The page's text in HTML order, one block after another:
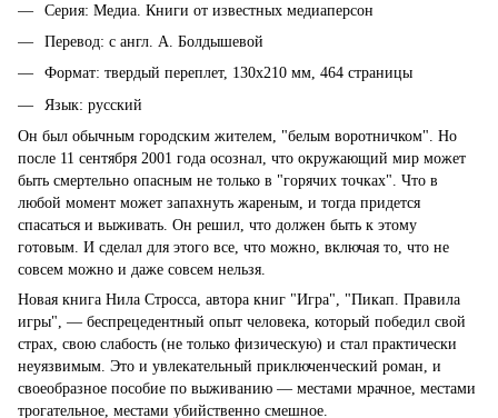
Серия: Медиа. Книги от известных медиаперсон
Перевод: с англ. А. Болдышевой
Формат: твердый переплет, 130х210 мм, 464 страницы
Язык: русский
Он был обычным городским жителем, "белым воротничком". Но
после 11 сентября 2001 года осознал, что окружающий мир может
быть смертельно опасным не только в "горячих точках". Что в
любой момент может запахнуть жареным, и тогда придется
спасаться и выживать. Он решил, что должен быть к этому
готовым. И сделал для этого все, что можно, включая то, что не
совсем можно и даже совсем нельзя.
Новая книга Нила Стросса, автора книг "Игра", "Пикап. Правила
игры", — беспрецедентный опыт человека, который победил свой
страх, свою слабость (не только физическую) и стал практически
неуязвимым. Это и увлекательный приключенческий роман, и
своеобразное пособие по выживанию — местами мрачное, местами
трогательное, местами убийственно смешное.